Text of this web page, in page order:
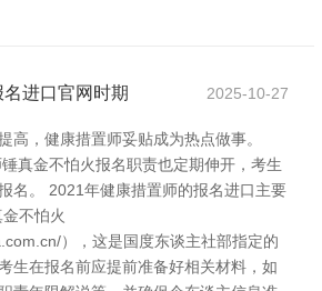
进口官网时期 2025-10-27
高，健康措置师妥贴成为热点做事。
真金不怕火报名职责也定期伸开，考生
名。 2021年健康措置师的报名进口主要
不怕火
），这是国度东谈主社部指定的
生在报名前应提前准备好相关材料，如